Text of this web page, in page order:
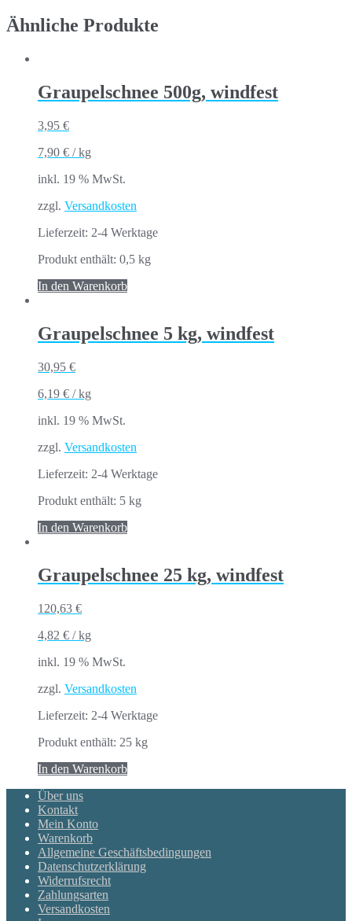
Ähnliche Produkte
Graupelschnee 500g, windfest
3,95 €
7,90 € /kg
inkl. 19 % MwSt.
zzgl. Versandkosten
Lieferzeit: 2-4 Werktage
Produkt enthält: 0,5 kg
In den Warenkorb
Graupelschnee 5 kg, windfest
30,95 €
6,19 € /kg
inkl. 19 % MwSt.
zzgl. Versandkosten
Lieferzeit: 2-4 Werktage
Produkt enthält: 5 kg
In den Warenkorb
Graupelschnee 25 kg, windfest
120,63 €
4,82 € /kg
inkl. 19 % MwSt.
zzgl. Versandkosten
Lieferzeit: 2-4 Werktage
Produkt enthält: 25 kg
In den Warenkorb
Über uns
Kontakt
Mein Konto
Warenkorb
Allgemeine Geschäftsbedingungen
Datenschutzerklärung
Widerrufsrecht
Zahlungsarten
Versandkosten